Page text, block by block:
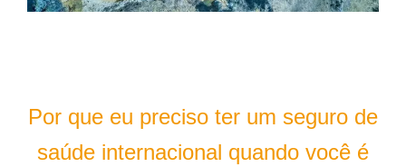
Por que eu preciso ter um seguro de
saúde internacional quando você é